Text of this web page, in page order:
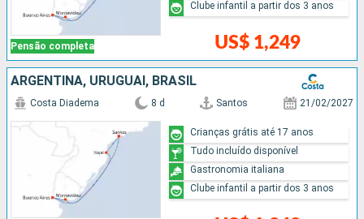
Pensão completa US$ 1,249
Clube infantil a partir dos 3 anos
ARGENTINA, URUGUAI, BRASIL
Costa Diadema 8 d Santos 21/02/2027
Crianças grátis até 17 anos
Tudo incluído disponível
Gastronomia italiana
Clube infantil a partir dos 3 anos